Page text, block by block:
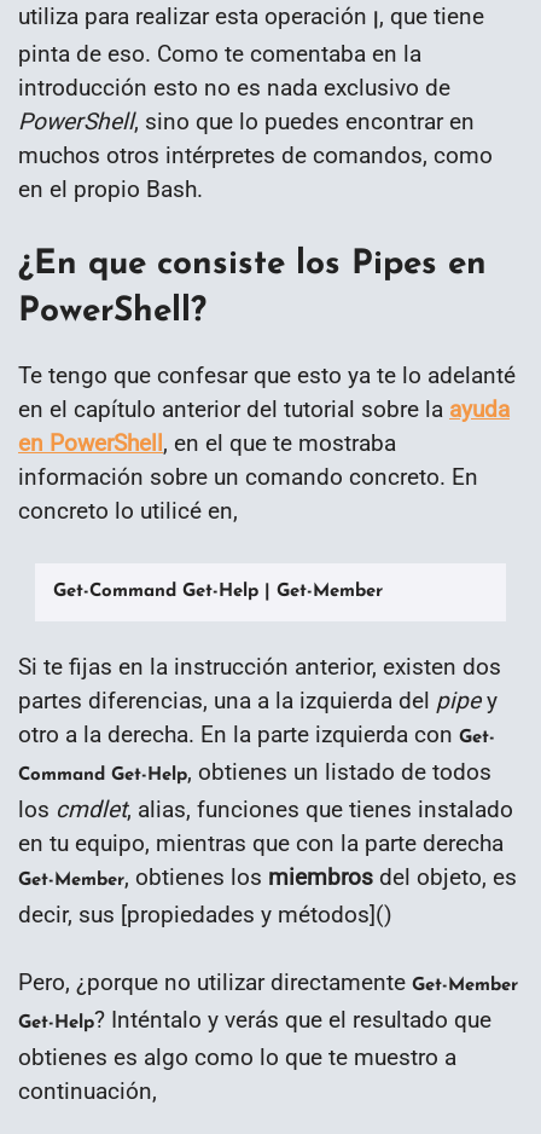
utiliza para realizar esta operación , que tiene
pinta de eso. Como te comentaba en la
introducción esto no es nada exclusivo de
PowerShell, sino que lo puedes encontrar en
muchos otros intérpretes de comandos, como
en el propio Bash.
¿En que consiste los Pipes en
PowerShell?
Te tengo que confesar que esto ya te lo adelanté
en el capítulo anterior del tutorial sobre la ayuda
en PowerShell, en el que te mostraba
información sobre un comando concreto. En
concreto lo utilicé en,
Get-Command Get-Help | Get-Member
Si te fijas en la instrucción anterior, existen dos
partes diferencias, una a la izquierda del pipey
otro a la derecha. En la parte izquierda con Get-
Command Get-Help, obtienes un listado de todos
los cmdlet, alias, funciones que tienes instalado
en tu equipo, mientras que con la parte derecha
Get-Member, obtienes los miembros del objeto, es
decir, sus [propiedades y métodos]()
Pero, ¿porque no utilizar directamente Get-Member
Get-Help? Inténtalo y verás que el resultado que
obtienes es algo como lo que te muestro a
continuación,